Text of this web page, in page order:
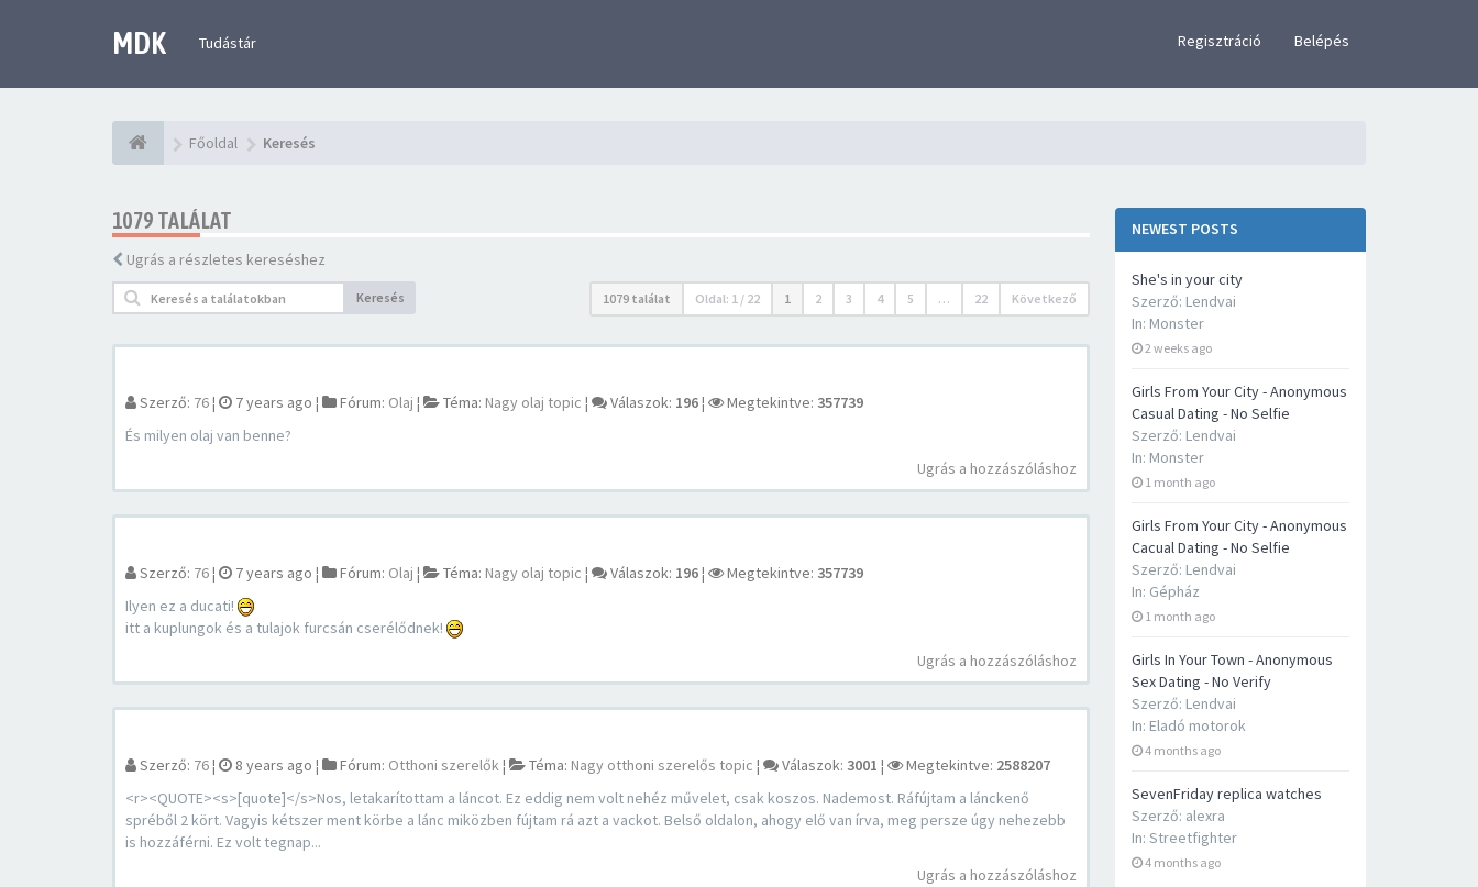
MDK Tudástár Regisztráció Belépés
Főoldal Keresés
NEWEST POSTS
She's in your city
Szerző: Lendvai
In: Monster
2 weeks ago
Girls From Your City - Anonymous
Casual Dating - No Selfie
Szerző: Lendvai
In: Monster
1 month ago
Girls From Your City - Anonymous
Cacual Dating - No Selfie
Szerző: Lendvai
In: Gépház
1 month ago
Girls In Your Town - Anonymous
Sex Dating - No Verify
Szerző: Lendvai
In: Eladó motorok
4 months ago
SevenFriday replica watches
Szerző: alexra
In: Streetfighter
4 months ago
1079 TALÁLAT
Ugrás a részletes kereséshez
Keresés 1079 találat Oldal: 1 / 22 1 2 3 4 5 … 22 Következő
Szerző: 76¦ 7 years ago ¦ Fórum: Olaj ¦ Téma: Nagy olaj topic ¦ Válaszok: 196¦ Megtekintve: 357739
És milyen olaj van benne?
Ugrás a hozzászóláshoz
Szerző: 76¦ 7 years ago ¦ Fórum: Olaj ¦ Téma: Nagy olaj topic ¦ Válaszok: 196¦ Megtekintve: 357739
Ilyen ez a ducati!
itt a kuplungok és a tulajok furcsán cserélődnek!
Ugrás a hozzászóláshoz
Szerző: 76¦ 8 years ago ¦ Fórum: Otthoni szerelők¦ Téma: Nagy otthoni szerelős topic ¦ Válaszok: 3001 ¦ Megtekintve: 2588207
<r><QUOTE><s>[quote]</s>Nos, letakarítottam a láncot. Ez eddig nem volt nehéz művelet, csak koszos. Nademost. Ráfújtam a lánckenő
spréből 2 kört. Vagyis kétszer ment körbe a lánc miközben fújtam rá azt a vackot. Belső oldalon, ahogy elő van írva, meg persze úgy nehezebb
is hozzáférni. Ez volt tegnap...
Ugrás a hozzászóláshoz